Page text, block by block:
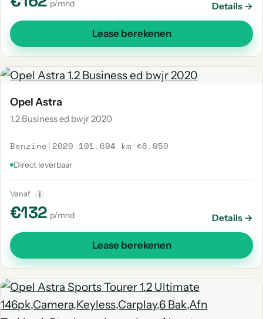
p/mnd Details →
Lease berekenen
Opel Astra
1.2 Business ed bwjr 2020
Benzine | 2020 | 101.694 km |€8.950
Direct leverbaar
Vanaf i
€132 p/mnd Details →
Lease berekenen